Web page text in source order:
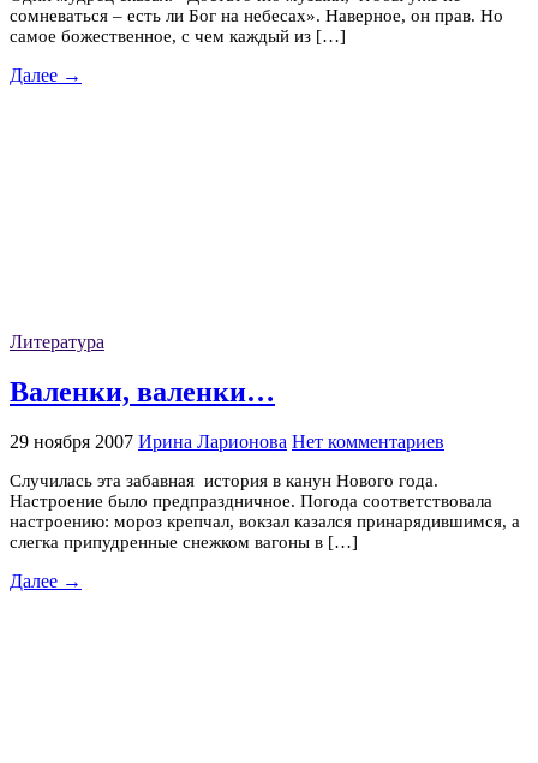
сомневаться – есть ли Бог на небесах». Наверное, он прав. Но
самое божественное, с чем каждый из […]
Далее →
Литература
Валенки, валенки…
29 ноября 2007 Ирина Ларионова Нет комментариев
Случилась эта забавная история в канун Нового года.
Настроение было предпраздничное. Погода соответствовала
настроению: мороз крепчал, вокзал казался принарядившимся, а
слегка припудренные снежком вагоны в […]
Далее →